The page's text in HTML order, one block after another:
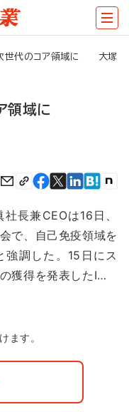
世代のコア領域に 大塚
領域に
長兼CEOは16日、
で、自己免疫領域を
強調した。15日にス
獲得を発表したI…
ます。